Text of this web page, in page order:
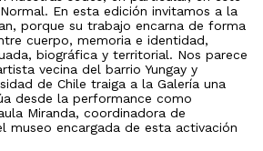
En esta edición invitamos a la
porque su trabajo encarna de forma
cuerpo, memoria e identidad,
biográfica y territorial. Nos parece
vecina del barrio Yungay y
de Chile traiga a la Galería una
desde la performance como
Miranda, coordinadora de
museo encargada de esta activación